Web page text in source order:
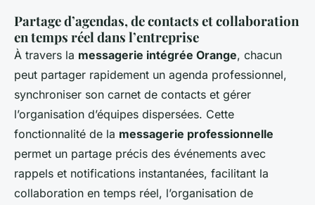
Partage d’agendas, de contacts et collaboration
en temps réel dans l’entreprise
À travers la messagerie intégrée Orange, chacun
peut partager rapidement un agenda professionnel,
synchroniser son carnet de contacts et gérer
l’organisation d’équipes dispersées. Cette
fonctionnalité de la messagerie professionnelle
permet un partage précis des événements avec
rappels et notifications instantanées, facilitant la
collaboration en temps réel, l’organisation de